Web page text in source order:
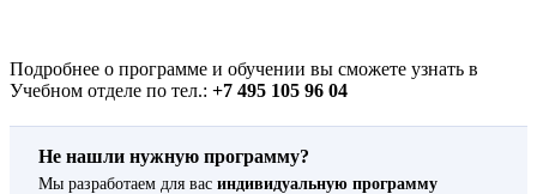
Подробнее о программе и обучении вы сможете узнать в
Учебном отделе по тел.: +7 495 105 96 04
Не нашли нужную программу?
Мы разработаем для вас индивидуальную программу